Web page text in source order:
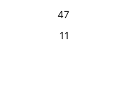
47
11